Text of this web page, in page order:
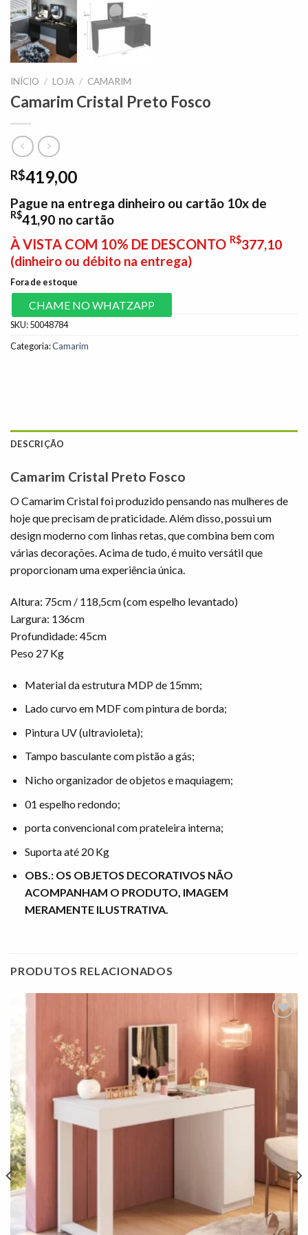
INÍCIO / LOJA / CAMARIM
Camarim Cristal Preto Fosco
R$419,00
Pague na entrega dinheiro ou cartão 10x de
R$41,90 no cartão
À VISTA COM 10% DE DESCONTO R$377,10
(dinheiro ou débito na entrega)
Fora de estoque
CHAME NO WHATZAPP
SKU:50048784
Categoria:Camarim
DESCRIÇÃO
Camarim Cristal Preto Fosco
O Camarim Cristal foi produzido pensando nas mulheres de
hoje que precisam de praticidade. Além disso, possui um
design moderno com linhas retas, que combina bem com
várias decorações. Acima de tudo, é muito versátil que
proporcionam uma experiência única.
Altura: 75cm / 118,5cm (com espelho levantado)
Largura: 136cm
Profundidade: 45cm
Peso 27 Kg
Material da estrutura MDP de 15mm;
Lado curvo em MDF com pintura de borda;
Pintura UV (ultravioleta);
Tampo basculante com pistão a gás;
Nicho organizador de objetos e maquiagem;
01 espelho redondo;
porta convencional com prateleira interna;
Suporta até 20 Kg
OBS.: OS OBJETOS DECORATIVOS NÃO
ACOMPANHAM O PRODUTO, IMAGEM
MERAMENTE ILUSTRATIVA.
PRODUTOS RELACIONADOS
desejos"